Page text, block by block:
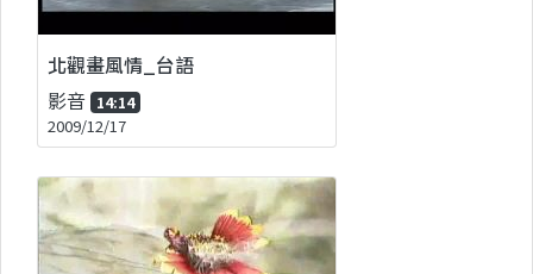
北觀畫風情_台語
影音 14:14
2009/12/17